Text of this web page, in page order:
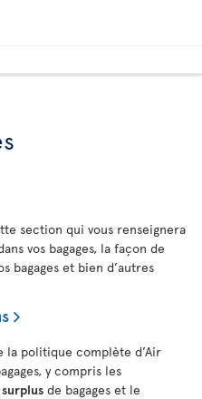
section qui vous renseignera
vos bagages, la façon de
bagages et bien d’autres
politique complète d’Air
y compris les
de bagages et le